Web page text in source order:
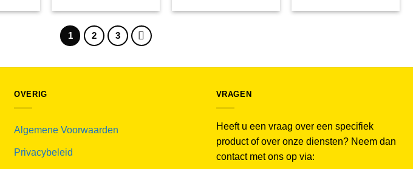
1 2 3
OVERIG
Algemene Voorwaarden
Privacybeleid
VRAGEN
Heeft u een vraag over een specifiek
product of over onze diensten? Neem dan
contact met ons op via: